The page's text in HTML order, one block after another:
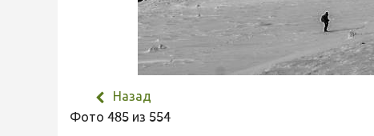
Назад
Фото 485 из 554